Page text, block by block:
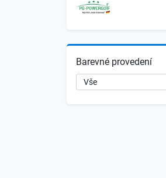
Barevné provedení